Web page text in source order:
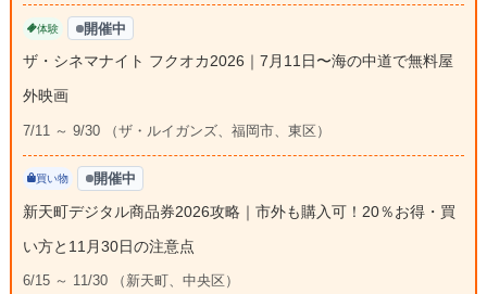
体験 開催中
ザ・シネマナイト フクオカ2026｜7月11日〜海の中道で無料屋
外映画
7/11 ～ 9/30 （ザ・ルイガンズ、福岡市、東区）
買い物 開催中
新天町デジタル商品券2026攻略｜市外も購入可！20％お得・買
い方と11月30日の注意点
6/15 ～ 11/30 （新天町、中央区）